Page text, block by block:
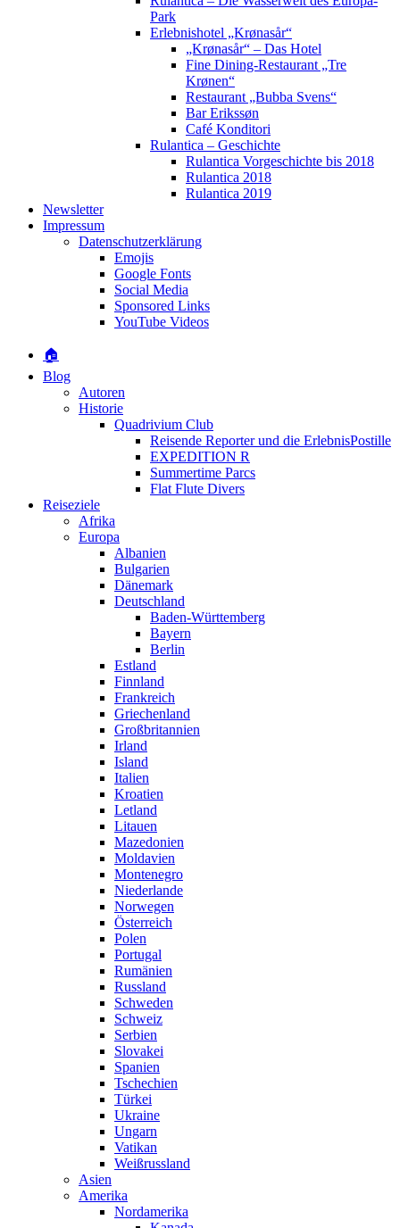
Park
Erlebnishotel „Krønasår“
„Krønasår“ – Das Hotel
Fine Dining-Restaurant „Tre
Krønen“
Restaurant „Bubba Svens“
Bar Erikssøn
Café Konditori
Rulantica – Geschichte
Rulantica Vorgeschichte bis 2018
Rulantica 2018
Rulantica 2019
Newsletter
Impressum
Datenschutzerklärung
Emojis
Google Fonts
Social Media
Sponsored Links
YouTube Videos
🏠
Blog
Autoren
Historie
Quadrivium Club
Reisende Reporter und die ErlebnisPostille
EXPEDITION R
Summertime Parcs
Flat Flute Divers
Reiseziele
Afrika
Europa
Albanien
Bulgarien
Dänemark
Deutschland
Baden-Württemberg
Bayern
Berlin
Estland
Finnland
Frankreich
Griechenland
Großbritannien
Irland
Island
Italien
Kroatien
Letland
Litauen
Mazedonien
Moldavien
Montenegro
Niederlande
Norwegen
Österreich
Polen
Portugal
Rumänien
Russland
Schweden
Schweiz
Serbien
Slovakei
Spanien
Tschechien
Türkei
Ukraine
Ungarn
Vatikan
Weißrussland
Asien
Amerika
Nordamerika